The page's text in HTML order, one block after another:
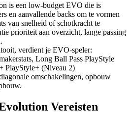
is een low-budget EVO die is
en aanvallende backs om te vormen
van snelheid of schotkracht te
prioriteit aan overzicht, lange passing
verdient je EVO-speler:
Long Ball Pass PlayStyle
PlayStyle+ (Niveau 2)
omschakelingen, opbouw
Vereisten